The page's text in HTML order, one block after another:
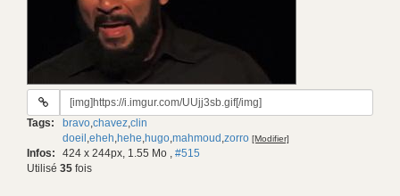
URL
gif:
Tags: bravo,chavez,clin
doeil ,eheh,hehe,hugo,mahmoud ,zorro [Modifier]
Infos: 424 x 244px, 1.55 Mo , #515
Utilisé 35 fois